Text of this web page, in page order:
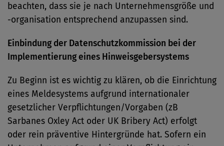
beachten, dass sie je nach Unternehmensgröße und
-organisation entsprechend anzupassen sind.
Einbindung der Datenschutzkommission bei der
Implementierung eines Hinweisgebersystems
Zu Beginn ist es wichtig zu klären, ob die Einrichtung
eines Meldesystems aufgrund internationaler
gesetzlicher Verpflichtungen/Vorgaben (zB
Sarbanes Oxley Act oder UK Bribery Act) erfolgt
oder rein präventive Hintergründe hat. Sofern ein